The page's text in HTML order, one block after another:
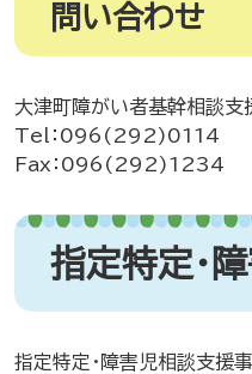
問い合わせ
大津町障がい者基幹相談支
Tel：096(292)0114
Fax：096(292)1234
指定特定・
指定特定・障害児相談支援